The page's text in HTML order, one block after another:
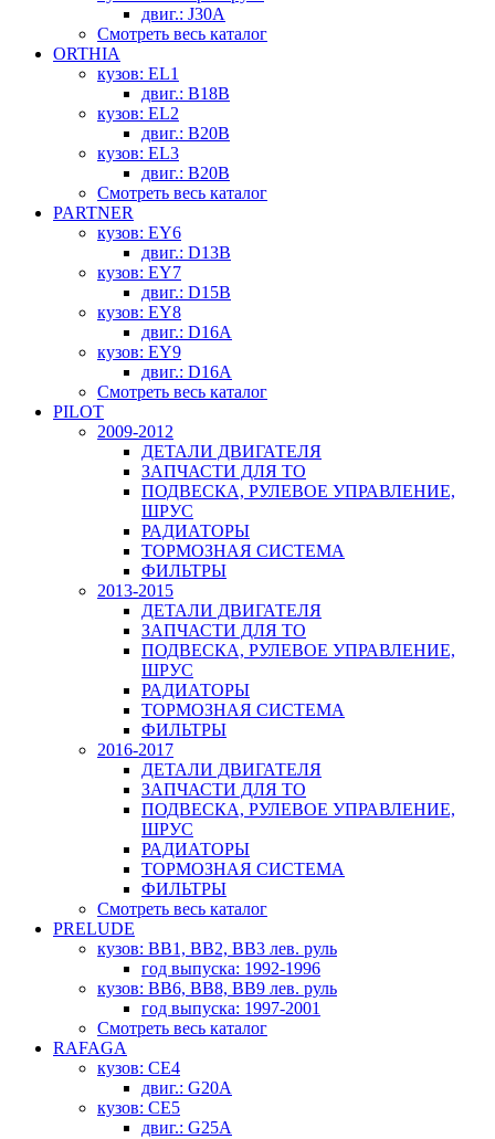
двиг.: J30A
Смотреть весь каталог
ORTHIA
кузов: EL1
двиг.: B18B
кузов: EL2
двиг.: B20B
кузов: EL3
двиг.: B20B
Смотреть весь каталог
PARTNER
кузов: EY6
двиг.: D13B
кузов: EY7
двиг.: D15B
кузов: EY8
двиг.: D16A
кузов: EY9
двиг.: D16A
Смотреть весь каталог
PILOT
2009-2012
ДЕТАЛИ ДВИГАТЕЛЯ
ЗАПЧАСТИ ДЛЯ ТО
ПОДВЕСКА, РУЛЕВОЕ УПРАВЛЕНИЕ,
ШРУС
РАДИАТОРЫ
ТОРМОЗНАЯ СИСТЕМА
ФИЛЬТРЫ
2013-2015
ДЕТАЛИ ДВИГАТЕЛЯ
ЗАПЧАСТИ ДЛЯ ТО
ПОДВЕСКА, РУЛЕВОЕ УПРАВЛЕНИЕ,
ШРУС
РАДИАТОРЫ
ТОРМОЗНАЯ СИСТЕМА
ФИЛЬТРЫ
2016-2017
ДЕТАЛИ ДВИГАТЕЛЯ
ЗАПЧАСТИ ДЛЯ ТО
ПОДВЕСКА, РУЛЕВОЕ УПРАВЛЕНИЕ,
ШРУС
РАДИАТОРЫ
ТОРМОЗНАЯ СИСТЕМА
ФИЛЬТРЫ
Смотреть весь каталог
PRELUDE
кузов: BB1, BB2, BB3 лев. руль
год выпуска: 1992-1996
кузов: BB6, BB8, BB9 лев. руль
год выпуска: 1997-2001
Смотреть весь каталог
RAFAGA
кузов: CE4
двиг.: G20A
кузов: CE5
двиг.: G25A